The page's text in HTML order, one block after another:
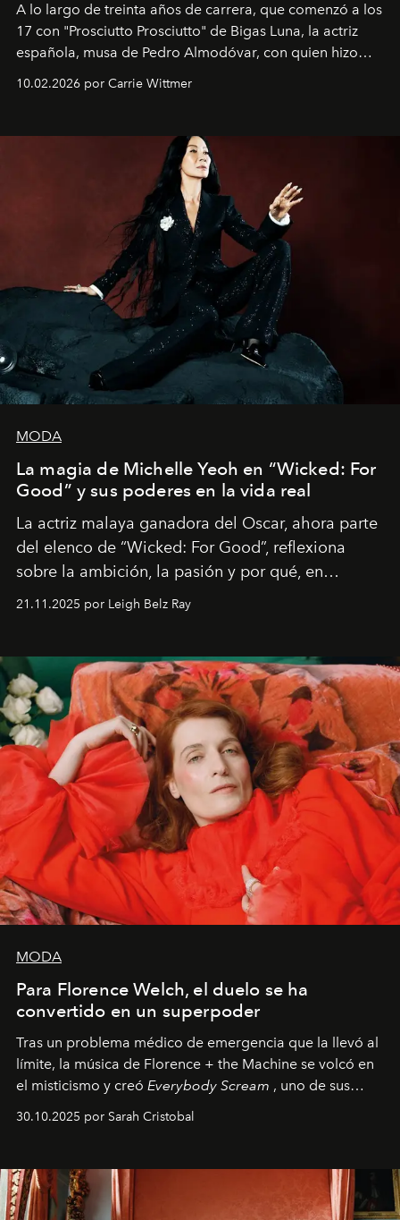
A lo largo de treinta años de carrera, que comenzó a los
17 con "Prosciutto Prosciutto" de Bigas Luna, la actriz
española, musa de Pedro Almodóvar, con quien hizo
Barcelona", ha dividido su tiempo entre Europa y
dirigida por Maggie Gyllenhaal.
10.02.2026 por Carrie Wittmer
MODA
La magia de Michelle Yeoh en “Wicked: For
Good” y sus poderes en la vida real
La actriz malaya ganadora del Oscar, ahora parte
del elenco de “Wicked: For Good”, reflexiona
sobre la ambición, la pasión y por qué, en
ocasiones, la introspección puede esperar. “Es
importa si no lo entienden’”, confiesa.
21.11.2025 por Leigh Belz Ray
MODA
Para Florence Welch, el duelo se ha
convertido en un superpoder
Tras un problema médico de emergencia que la llevó al
límite, la música de Florence + the Machine se volcó en
el misticismo y creó Everybody Scream , uno de sus
álbumes más profundos hasta la fecha.
30.10.2025 por Sarah Cristobal